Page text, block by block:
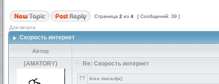
Страница 2 из 4 [ Сообщений: 39 ]
Для печати
Скорость интернет
Автор
{AMATORY} Re: Скорость интернет
kiss писал(а):